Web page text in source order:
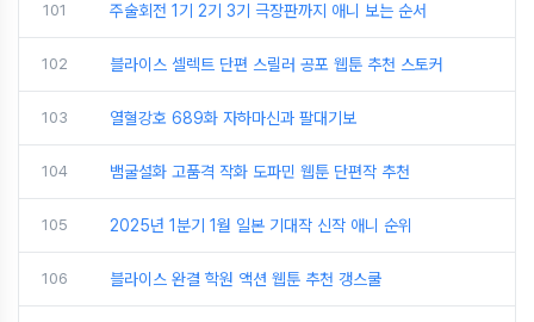
101 주술회전 1기 2기 3기 극장판까지 애니 보는 순서
102 블라이스 셀렉트 단편 스릴러 공포 웹툰 추천 스토커
103 열혈강호 689화 자하마신과 팔대기보
104 뱀굴설화 고품격 작화 도파민 웹툰 단편작 추천
105 2025년 1분기 1월 일본 기대작 신작 애니 순위
106 블라이스 완결 학원 액션 웹툰 추천 갱스쿨